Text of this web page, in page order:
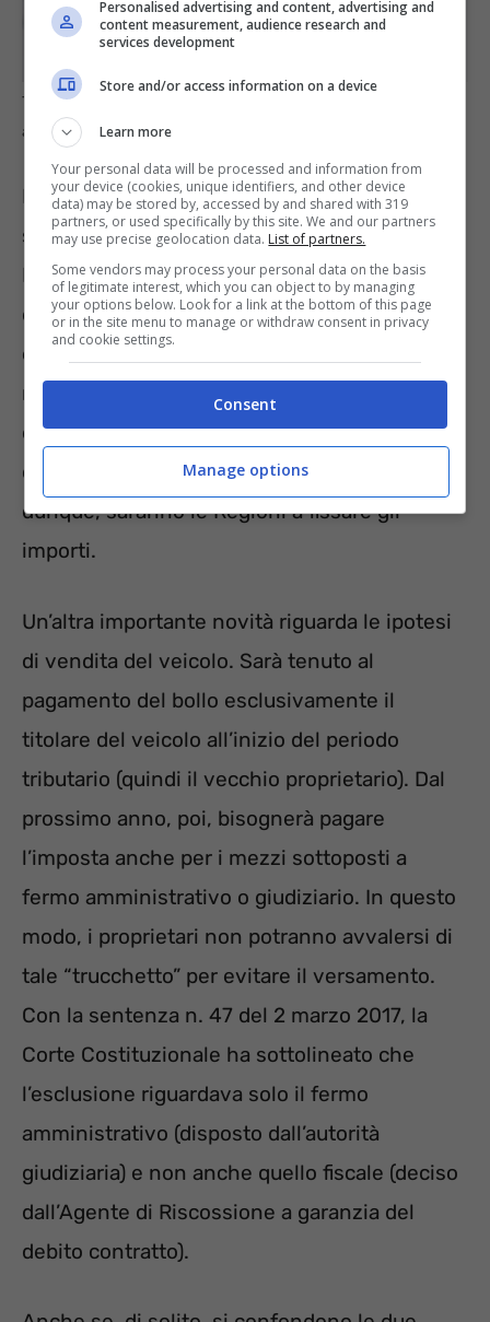
Tutte le innovazioni introdotte dal decreto attuativo per il bollo
auto: è necessario conoscerle (informazioneoggi.it)
Non potranno essere più chiese le rate
semestrali, quadrimestrali o trimestrali, ma le
Regioni potranno autorizzare il versamento
dilazionato solo in specifiche ipotesi (ad
esempio, ai mezzi aziendali). Per quanto
riguarda la determinazione delle aliquote e
dei casi di esenzione o sconto, gli Enti locali
continueranno ad avere piena autonomia e,
dunque, saranno le Regioni a fissare gli
importi.
Un’altra importante novità riguarda le ipotesi
di vendita del veicolo. Sarà tenuto al
pagamento del bollo esclusivamente il
titolare del veicolo all’inizio del periodo
tributario (quindi il vecchio proprietario). Dal
prossimo anno, poi, bisognerà pagare
l’imposta anche per i mezzi sottoposti a
fermo amministrativo o giudiziario. In questo
modo, i proprietari non potranno avvalersi di
tale “trucchetto” per evitare il versamento.
Con la sentenza n. 47 del 2 marzo 2017, la
Corte Costituzionale ha sottolineato che
l’esclusione riguardava solo il fermo
amministrativo (disposto dall’autorità
giudiziaria) e non anche quello fiscale (deciso
dall’Agente di Riscossione a garanzia del
debito contratto).
Personalised advertising and content, advertising and
content measurement, audience research and
services development
Store and/or access information on a device
Learn more
Your personal data will be processed and information from
your device (cookies, unique identifiers, and other device
data) may be stored by, accessed by and shared with 319
partners, or used specifically by this site. We and our partners
may use precise geolocation data. List of partners.
Some vendors may process your personal data on the basis
of legitimate interest, which you can object to by managing
your options below. Look for a link at the bottom of this page
or in the site menu to manage or withdraw consent in privacy
and cookie settings.
Consent
Manage options